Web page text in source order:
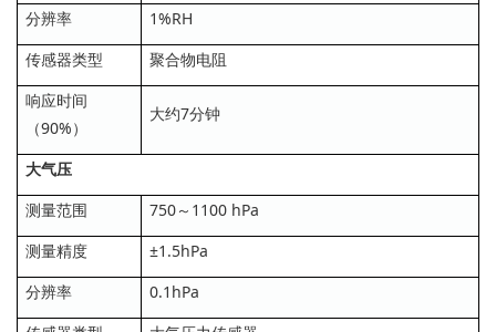
分辨率
1%RH
传感器类型
聚合物电阻
响应时间
（90%）
大约7分钟
大气压
测量范围
750～1100 hPa
测量精度
±1.5hPa
分辨率
0.1hPa